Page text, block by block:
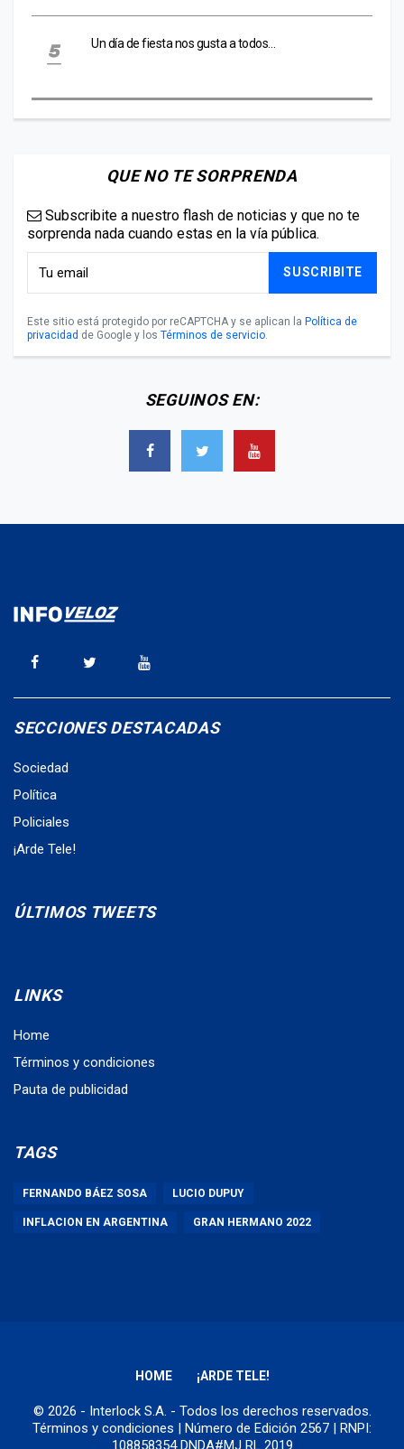
Un día de fiesta nos gusta a todos…
QUE NO TE SORPRENDA
Subscribite a nuestro flash de noticias y que no te
sorprenda nada cuando estas en la vía pública.
SUSCRIBITE
Este sitio está protegido por reCAPTCHA y se aplican la Política de
privacidad de Google y los Términos de servicio.
SEGUINOS EN:
SECCIONES DESTACADAS
Sociedad
Política
Policiales
¡Arde Tele!
ÚLTIMOS TWEETS
LINKS
Home
Términos y condiciones
Pauta de publicidad
TAGS
FERNANDO BÁEZ SOSA LUCIO DUPUY
INFLACION EN ARGENTINA GRAN HERMANO 2022
HOME ¡ARDE TELE!
© 2026 - Interlock S.A. - Todos los derechos reservados.
Términos y condiciones | Número de Edición 2567 | RNPI:
108858354 DNDA#MJ RL 2019